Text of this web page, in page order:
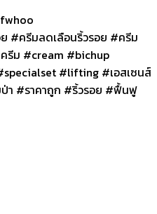
#ครีมลดเลือนริ้วรอย #ครีม
รีม #cream #bichup
#lifting #เอสเซนส์
า #ราคาถูก #ริ้วรอย #ฟื้นฟู